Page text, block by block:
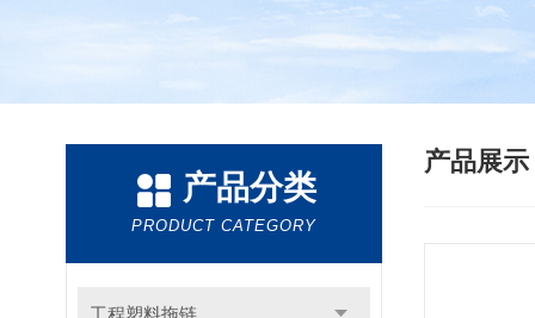
产品分类
PRODUCT CATEGORY
工程塑料拖链
产品展示